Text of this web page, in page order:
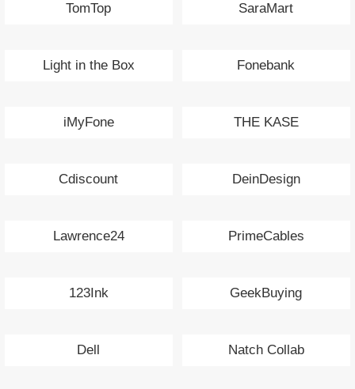
TomTop SaraMart
Light in the Box Fonebank
iMyFone THE KASE
Cdiscount DeinDesign
Lawrence24 PrimeCables
123Ink GeekBuying
Dell Natch Collab